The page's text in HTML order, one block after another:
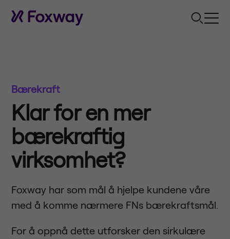
Bærekraft
Klar for en mer
bærekraftig
virksomhet?
Foxway har som mål å hjelpe kundene våre
med å komme nærmere FNs bærekraftsmål.
For å oppnå dette utforsker den sirkulære